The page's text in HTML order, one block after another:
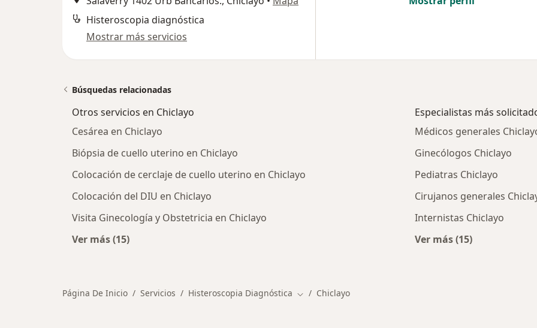
Histeroscopia diagnóstica
Mostrar más servicios
Búsquedas relacionadas
Otros servicios en Chiclayo
Cesárea en Chiclayo
Biópsia de cuello uterino en Chiclayo
Colocación de cerclaje de cuello uterino en Chiclayo
Colocación del DIU en Chiclayo
Visita Ginecología y Obstetricia en Chiclayo
Ver más (15)
Especialistas más
Médicos generales
Ginecólogos Chiclayo
Pediatras Chiclayo
Cirujanos generales
Internistas Chiclayo
Ver más (15)
Página De Inicio Servicios Histeroscopia Diagnóstica Cambiar de ciudad
Chiclayo